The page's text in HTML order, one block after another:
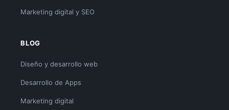
Marketing digital y SEO
BLOG
Diseño y desarrollo web
Desarrollo de Apps
Marketing digital